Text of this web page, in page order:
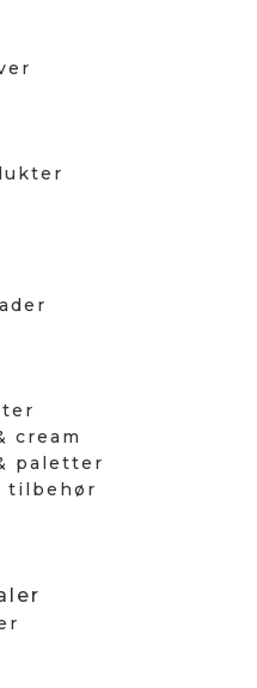
cream
paletter
tilbehør